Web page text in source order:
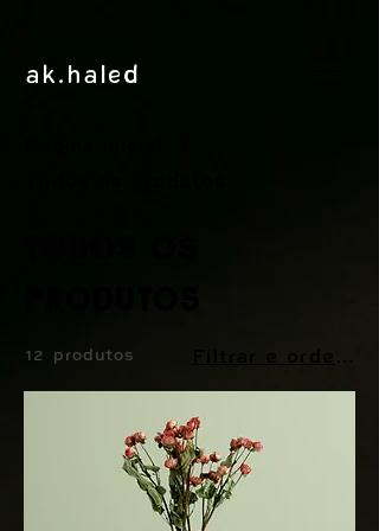
ak.haled
12 produtos